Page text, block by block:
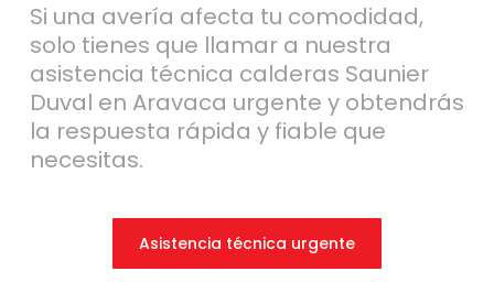
Si una avería afecta tu comodidad,
solo tienes que llamar a nuestra
asistencia técnica calderas Saunier
Duval en Aravaca urgente y obtendrás
la respuesta rápida y fiable que
necesitas.
Asistencia técnica urgente